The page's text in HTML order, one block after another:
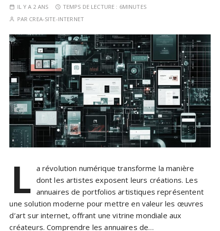
IL Y A 2 ANS TEMPS DE LECTURE : 6MINUTES
PAR CREA-SITE-INTERNET
L a révolution numérique transforme la manière
dont les artistes exposent leurs créations. Les
annuaires de portfolios artistiques représentent
une solution moderne pour mettre en valeur les œuvres
d’art sur internet, offrant une vitrine mondiale aux
créateurs. Comprendre les annuaires de…